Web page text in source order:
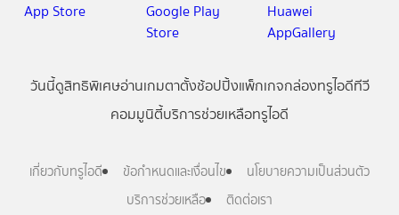
วันนี้ดูสิทธิพิเศษอ่านเกมตาตั้งช้อปปิ้งแพ็กเกจกล่องทรูไอดีทีวี
คอมมูนิตี้บริการช่วยเหลือทรูไอดี
เกี่ยวกับทรูไอดี ข้อกำหนดและเงื่อนไข
นโยบายความเป็นส่วนตัว
บริการช่วยเหลือ
ติดต่อเรา